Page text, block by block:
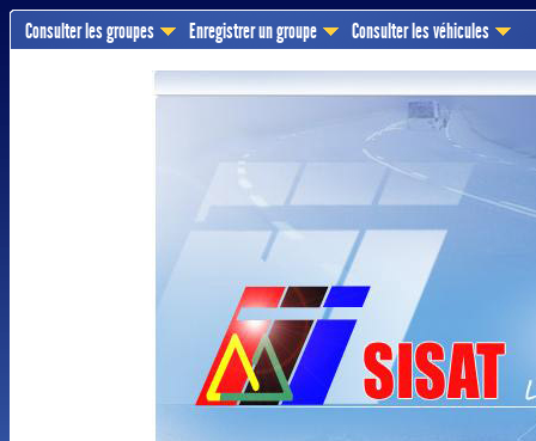
Consulter les groupes Enregistrer un groupe Consulter les véhicules